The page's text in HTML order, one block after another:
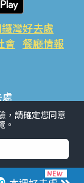
灣好去處
會 餐廳情報
好去處 社會
話
時搶
，請確定您同意
。